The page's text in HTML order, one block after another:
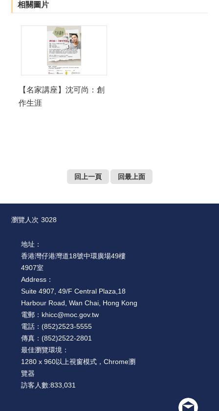
相關圖片
【名家講座】沈可尚：創
作生涯
回上一頁 回最上面
瀏覽人次 3028
地址：
香港灣仔港灣道18號中環廣場49樓
4907室
Address：
Suite 4907, 49/F Central Plaza,18
Harbour Road, Wan Chai, Hong Kong
電郵： khicc@moc.gov.tw
電話： (852)2523-5555
傳真： (852)2522-2801
最佳瀏覽環境：
1280 x 960以上視窗模式，Chrome瀏
覽器
訪客人數:833,031